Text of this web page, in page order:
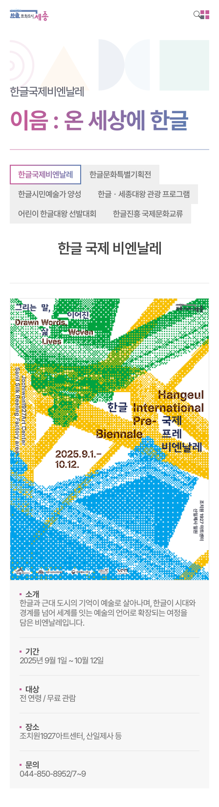
한글국제비엔날레
이음 : 온 세상에 한글
한글국제비엔날레 한글문화특별기획전
한글시민예술가 양성 한글ㆍ세종대왕 관광 프로그램
어린이 한글대왕 선발대회 한글진흥 국제문화교류
한글 국제 비엔날레
소개
한글과 근대 도시의 기억이 예술로 살아나며, 한글이 시대와
경계를 넘어 세계를 잇는 예술의 언어로 확장되는 여정을
담은 비엔날레입니다.
기간
2025년 9월 1일 ~ 10월 12일
대상
전 연령 / 무료 관람
장소
조치원1927아트센터, 산일제사 등
문의
044-850-8952/7~9